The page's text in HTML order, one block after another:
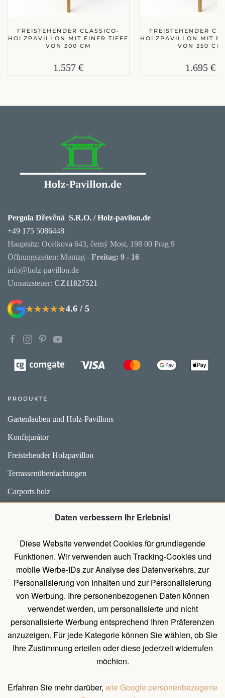
Daten verbessern Ihr Erlebnis!
Diese Website verwendet Cookies für grundlegende
Funktionen. Wir verwenden auch Tracking-Cookies und
mobile Werbe-IDs zur Analyse des Datenverkehrs, zur
Personalisierung von Inhalten und zur Personalisierung
von Werbung. Ihre personenbezogenen Daten können
verwendet werden, um personalisierte und nicht
personalisierte Werbung entsprechend Ihren Präferenzen
anzuzeigen. Für jede Kategorie können Sie wählen, ob Sie
Ihre Zustimmung erteilen oder diese jederzeit widerrufen
möchten.
Erfahren Sie mehr darüber, wie Google personenbezogene
FREISTEHENDER CLASSICO-
HOLZPAVILLON MIT EINER TIEFE
VON 300 CM
1.557 €
FREISTEHENDER
HOLZPAVILLON MIT
VON 350 CM
1.695 €
Pergola Dřevěná S.R.O. / Holz-pavilon.de
+49 175 5086448
Hauptsitz: Ocelkova 643, černý Most, 198 00 Prag 9
Öffnungszeiten: Montag - Freitag: 9 - 16
info@holz-pavillon.de
Umsatzsteuer: CZ11827521
★★★★★
★★★★★4.6 / 5
PRODUKTE
Gartenlauben und Holz-Pavillons
Konfigurátor
Freistehender Holzpavillon
Terrassenüberdachungen
Carports holz
Pavillons mit Wänden
UNTERLAGEN
Belehrung über das Widerrufsrecht
Allgemeines Verfahren zum Erstellen einer Bestellung
Natürliche Holzeigenschaften